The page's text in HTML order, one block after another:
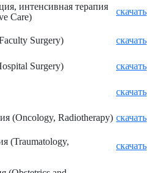
интенсивная терапия
Care)
скачать
Surgery) скачать
Surgery) скачать
скачать
(Oncology, Radiotherapy) скачать
(Traumatology,
скачать